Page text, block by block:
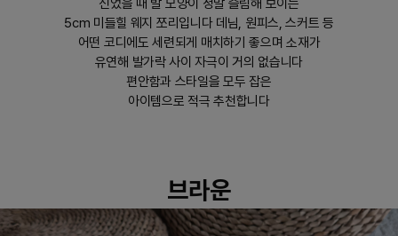
신었을 때 발 모양이 정말 슬림해 보이는
5cm 미들힐 웨지 쪼리입니다 데님, 원피스, 스커트 등
어떤 코디에도 세련되게 매치하기 좋으며 소재가
유연해 발가락 사이 자극이 거의 없습니다
편안함과 스타일을 모두 잡은
아이템으로 적극 추천합니다
브라운